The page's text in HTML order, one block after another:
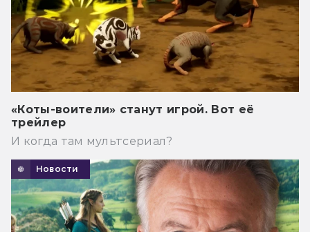
«Коты-воители» станут игрой. Вот её
трейлер
И когда там мультсериал?
Новости